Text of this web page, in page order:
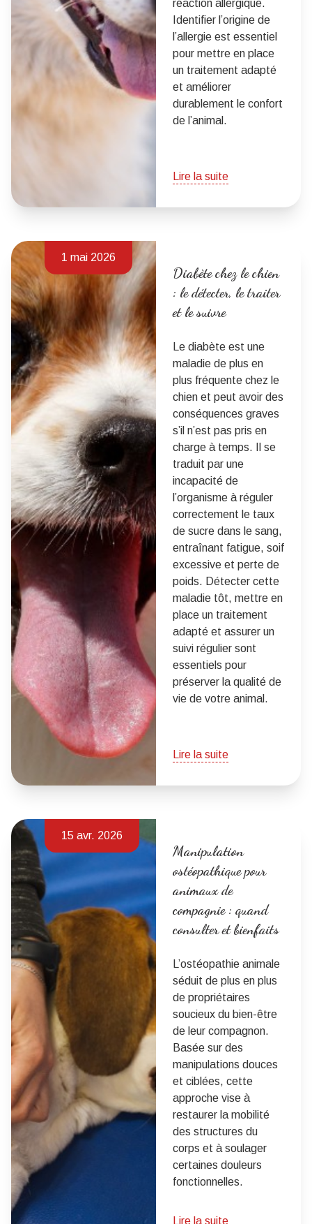
réaction allergique.
Identifier l’origine de
l’allergie est essentiel
pour mettre en place
un traitement adapté
et améliorer
durablement le confort
de l’animal.
Lire la suite
1 mai 2026
Diabète chez le chien
: le détecter, le traiter
et le suivre
Le diabète est une
maladie de plus en
plus fréquente chez le
chien et peut avoir des
conséquences graves
s’il n’est pas pris en
charge à temps. Il se
traduit par une
incapacité de
l’organisme à réguler
correctement le taux
de sucre dans le sang,
entraînant fatigue, soif
excessive et perte de
poids. Détecter cette
maladie tôt, mettre en
place un traitement
adapté et assurer un
suivi régulier sont
essentiels pour
préserver la qualité de
vie de votre animal.
Lire la suite
15 avr. 2026
Manipulation
ostéopathique pour
animaux de
compagnie : quand
consulter et bienfaits
L’ostéopathie animale
séduit de plus en plus
de propriétaires
soucieux du bien-être
de leur compagnon.
Basée sur des
manipulations douces
et ciblées, cette
approche vise à
restaurer la mobilité
des structures du
corps et à soulager
certaines douleurs
fonctionnelles.
Lire la suite